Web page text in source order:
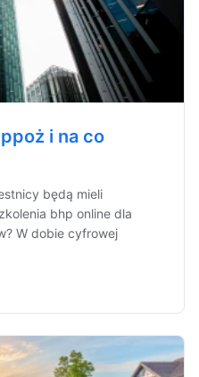
i na co
będą mieli
bhp online dla
W dobie cyfrowej